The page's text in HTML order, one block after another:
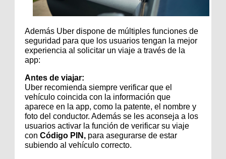
Además Uber dispone de múltiples funciones de
seguridad para que los usuarios tengan la mejor
experiencia al solicitar un viaje a través de la
app:
Antes de viajar:
Uber recomienda siempre verificar que el
vehículo coincida con la información que
aparece en la app, como la patente, el nombre y
foto del conductor. Además se les aconseja a los
usuarios activar la función de verificar su viaje
con Código PIN, para asegurarse de estar
subiendo al vehículo correcto.